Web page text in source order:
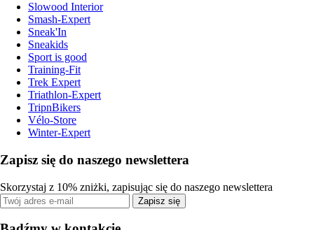
Slowood Interior
Smash-Expert
Sneak'In
Sneakids
Sport is good
Training-Fit
Trek Expert
Triathlon-Expert
TripnBikers
Vélo-Store
Winter-Expert
Zapisz się do naszego newslettera
Skorzystaj z 10% zniżki, zapisując się do naszego newslettera
Zapisz się